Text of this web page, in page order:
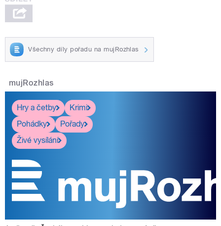
Všechny díly pořadu na mujRozhlas
mujRozhlas
Hry a četby
Krimi
Pohádky
Pořady
Živé vysílání